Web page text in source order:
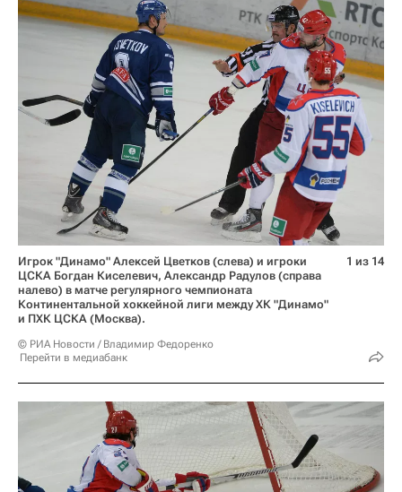
Игрок "Динамо" Алексей Цветков (слева) и игроки
ЦСКА Богдан Киселевич, Александр Радулов (справа
налево) в матче регулярного чемпионата
Континентальной хоккейной лиги между ХК "Динамо"
и ПХК ЦСКА (Москва).
© РИА Новости / Владимир Федоренко
Перейти в медиабанк
1 из 14